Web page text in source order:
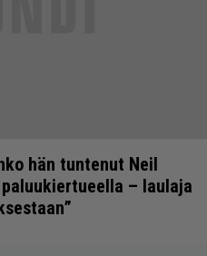
hän tuntenut Neil
– laulaja